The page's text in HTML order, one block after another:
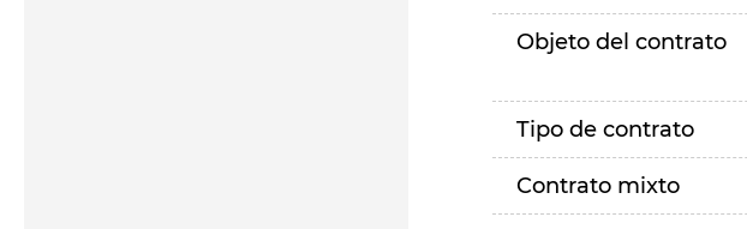
Objeto del contrato
Tipo de contrato
Contrato mixto